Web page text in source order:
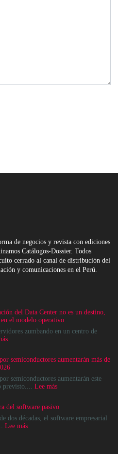
de negocios y revista con ediciones
Catálogos-Dossier. Todos
cerrado al canal de distribución del
y comunicaciones en el Perú.
del Data Center no es un destino,
el modelo operativo
zumbando en un centro de
:
del
Data
Center
no
destino,
es
un
semiconductores aumentarán más de
semiconductores aumentarán este
previsto.... Lee más:
por
semiconductores
del software pasivo
dos décadas, el software empresarial
Lee más: